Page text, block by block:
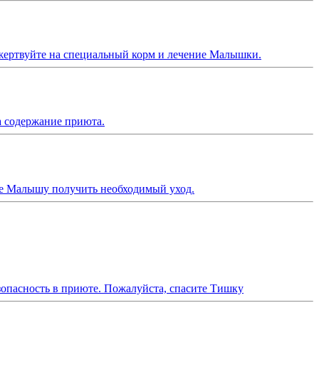
на специальный корм и лечение Малышки.
содержание приюта.
Малышу получить необходимый уход.
в приюте. Пожалуйста, спасите Тишку